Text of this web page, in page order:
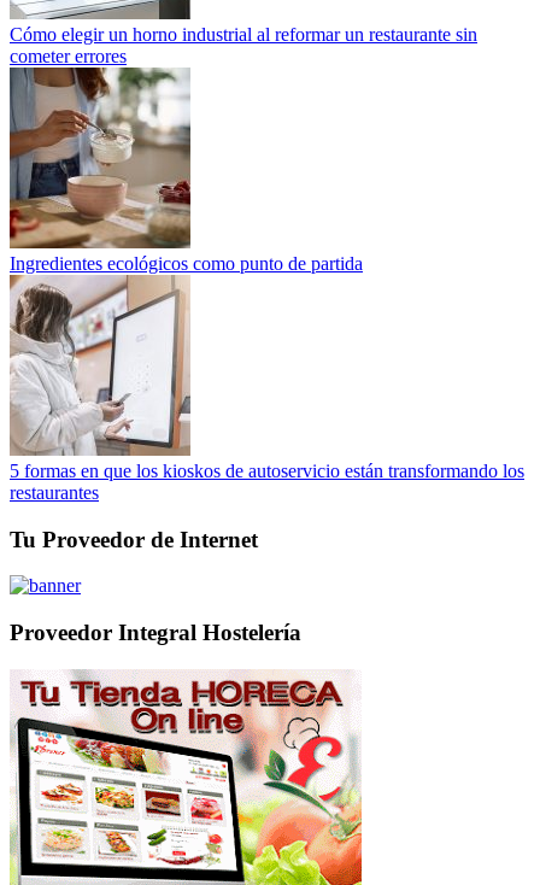
Cómo elegir un horno industrial al reformar un restaurante sin
cometer errores
Ingredientes ecológicos como punto de partida
5 formas en que los kioskos de autoservicio están transformando los
restaurantes
Tu Proveedor de Internet
Proveedor Integral Hostelería